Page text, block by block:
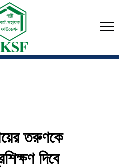
তরুণকে
দিবে